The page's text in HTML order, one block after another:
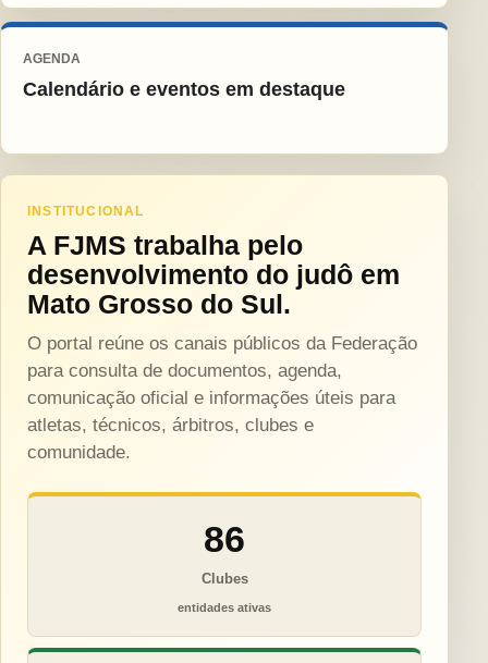
AGENDA
Calendário e eventos em destaque
INSTITUCIONAL
A FJMS trabalha pelo
desenvolvimento do judô em
Mato Grosso do Sul.
O portal reúne os canais públicos da Federação
para consulta de documentos, agenda,
comunicação oficial e informações úteis para
atletas, técnicos, árbitros, clubes e
comunidade.
86
Clubes
entidades ativas